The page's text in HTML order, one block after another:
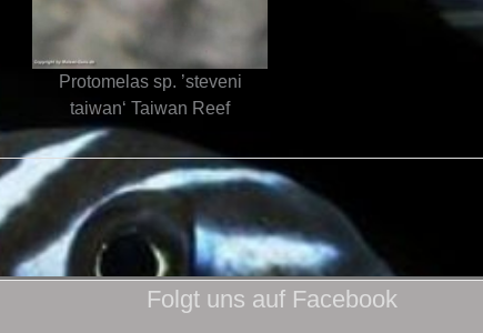
Protomelas sp. ’steveni
taiwan‘ Taiwan Reef
Folgt uns auf Facebook